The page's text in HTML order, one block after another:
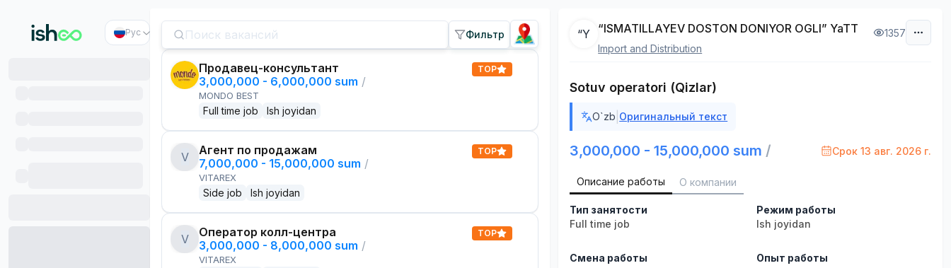
Рус Фильтр
Продавец-консультант
3,000,000 - 6,000,000 sum /
MONDO BEST
Full time job Ish joyidan
TOP
V
Агент по продажам
7,000,000 - 15,000,000 sum /
VITAREX
Side job Ish joyidan
TOP
V
Оператор колл-центра
3,000,000 - 8,000,000 sum /
VITAREX
TOP
“Y “ISMATILLAYEV DOSTON DONIYOR OGLI” YaTT
Import and Distribution
1357
Sotuv operatori (Qizlar)
O`zb Оригинальный текст
3,000,000 - 15,000,000 sum / Срок 13 авг. 2026 г.
Описание работы О компании
Тип занятости
Full time job
Режим работы
Ish joyidan
Смена работы Опыт работы